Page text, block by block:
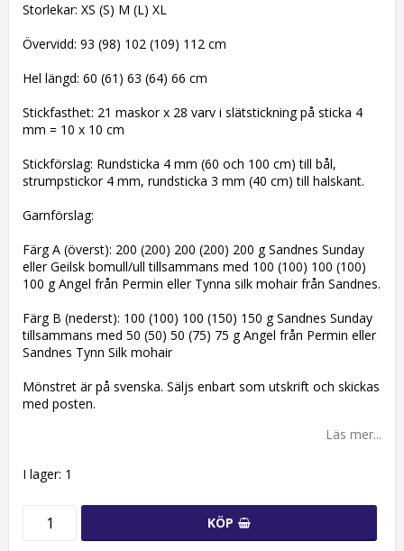
Storlekar: XS (S) M (L) XL
Övervidd: 93 (98) 102 (109) 112 cm
Hel längd: 60 (61) 63 (64) 66 cm
Stickfasthet: 21 maskor x 28 varv i slätstickning på sticka 4
mm = 10 x 10 cm
Stickförslag: Rundsticka 4 mm (60 och 100 cm) till bål,
strumpstickor 4 mm, rundsticka 3 mm (40 cm) till halskant.
Garnförslag:
Färg A (överst): 200 (200) 200 (200) 200 g Sandnes Sunday
eller Geilsk bomull/ull tillsammans med 100 (100) 100 (100)
100 g Angel från Permin eller Tynna silk mohair från Sandnes.
Färg B (nederst): 100 (100) 100 (150) 150 g Sandnes Sunday
tillsammans med 50 (50) 50 (75) 75 g Angel från Permin eller
Sandnes Tynn Silk mohair
Mönstret är på svenska. Säljs enbart som utskrift och skickas
med posten.
Läs mer...
I lager: 1
KÖP